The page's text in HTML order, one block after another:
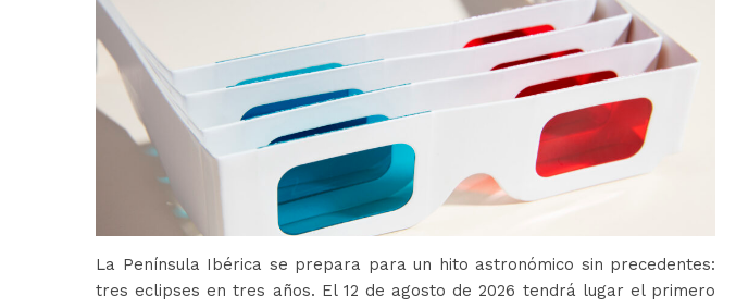
La Península Ibérica se prepara para un hito astronómico sin precedentes:
tres eclipses en tres años. El 12 de agosto de 2026 tendrá lugar el primero